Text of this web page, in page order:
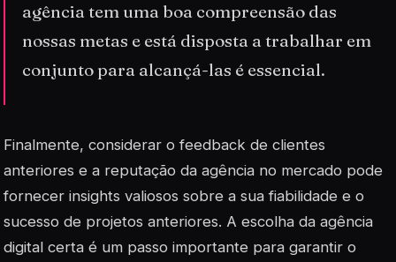
agência tem uma boa compreensão das
nossas metas e está disposta a trabalhar em
conjunto para alcançá-las é essencial.
Finalmente, considerar ofeedback de clientes
anteriores e a reputação da agência no mercado pode
fornecer insights valiosos sobre a sua fiabilidade e o
sucesso de projetos anteriores. A escolha da agência
digital certa é um passo importante para garantir o